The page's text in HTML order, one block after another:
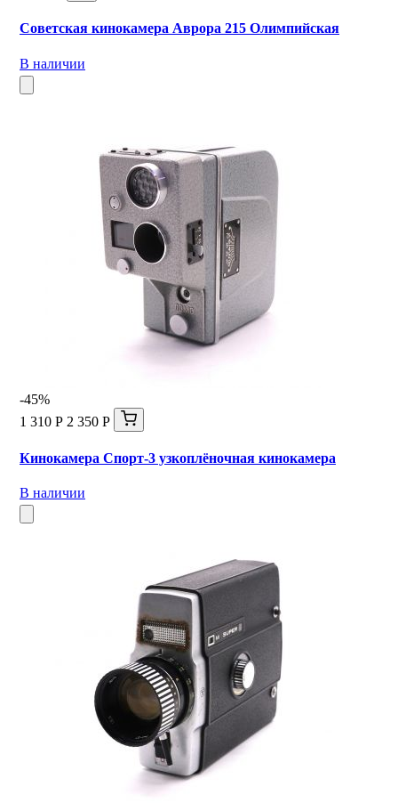
Советская кинокамера Аврора 215 Олимпийская
В наличии
-45%
1 310 Р 2 350 Р
Кинокамера Спорт-3 узкоплёночная кинокамера
В наличии